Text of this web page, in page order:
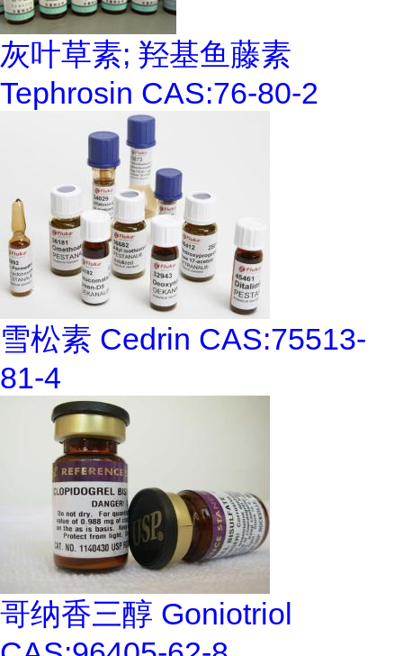
灰叶草素; 羟基鱼藤素
Tephrosin CAS:76-80-2
雪松素 Cedrin CAS:75513-
81-4
哥纳香三醇 Goniotriol